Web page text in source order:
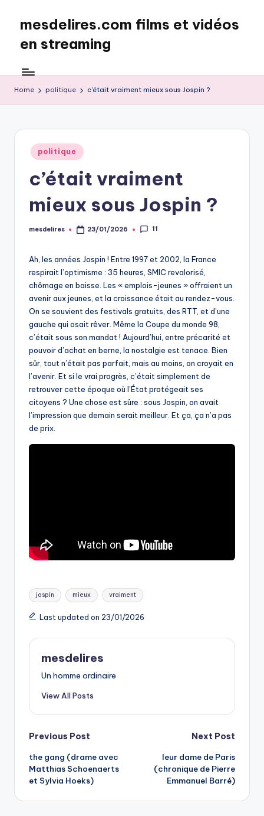
content
mesdelires.com films et vidéos
en streaming
:
film
et
complet
français
Home politique c’était vraiment mieux sous Jospin ?
Posted
in
politique
c’était vraiment
mieux sous Jospin ?
Posted
mesdelires 23/01/2026 11
Ah, les années Jospin ! Entre 1997 et 2002, la France
respirait l’optimisme : 35 heures, SMIC revalorisé,
chômage en baisse. Les « emplois-jeunes » offraient un
avenir aux jeunes, et la croissance était au rendez-vous.
On se souvient des festivals gratuits, des RTT, et d’une
gauche qui osait rêver. Même la Coupe du monde 98,
c’était sous son mandat ! Aujourd’hui, entre précarité et
pouvoir d’achat en berne, la nostalgie est tenace. Bien
sûr, tout n’était pas parfait, mais au moins, on croyait en
l’avenir. Et si le vrai progrès, c’était simplement de
retrouver cette époque où l’État protégeait ses
citoyens ? Une chose est sûre : sous Jospin, on avait
l’impression que demain serait meilleur. Et ça, ça n’a pas
de prix.
Tags:
jospin mieux vraiment
Last updated on 23/01/2026
mesdelires
Un homme ordinaire
View All Posts
Post
navigation
Previous Post
the gang (drame avec
Matthias Schoenaerts
et Sylvia Hoeks)
Next Post
leur dame de Paris
(chronique de Pierre
Emmanuel Barré)